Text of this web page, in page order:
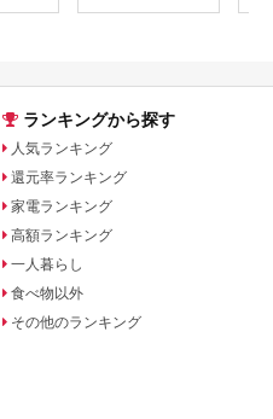
ランキングから探す
人気ランキング
還元率ランキング
家電ランキング
高額ランキング
一人暮らし
食べ物以外
その他のランキング